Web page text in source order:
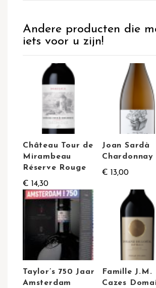
Andere producten die
iets voor u zijn!
Château Tour de
Mirambeau
Réserve Rouge
€ 14,30
Joan Sardà
Chardonnay
€ 13,00
Taylor’s 750 Jaar
Amsterdam
Famille J.M.
Cazes